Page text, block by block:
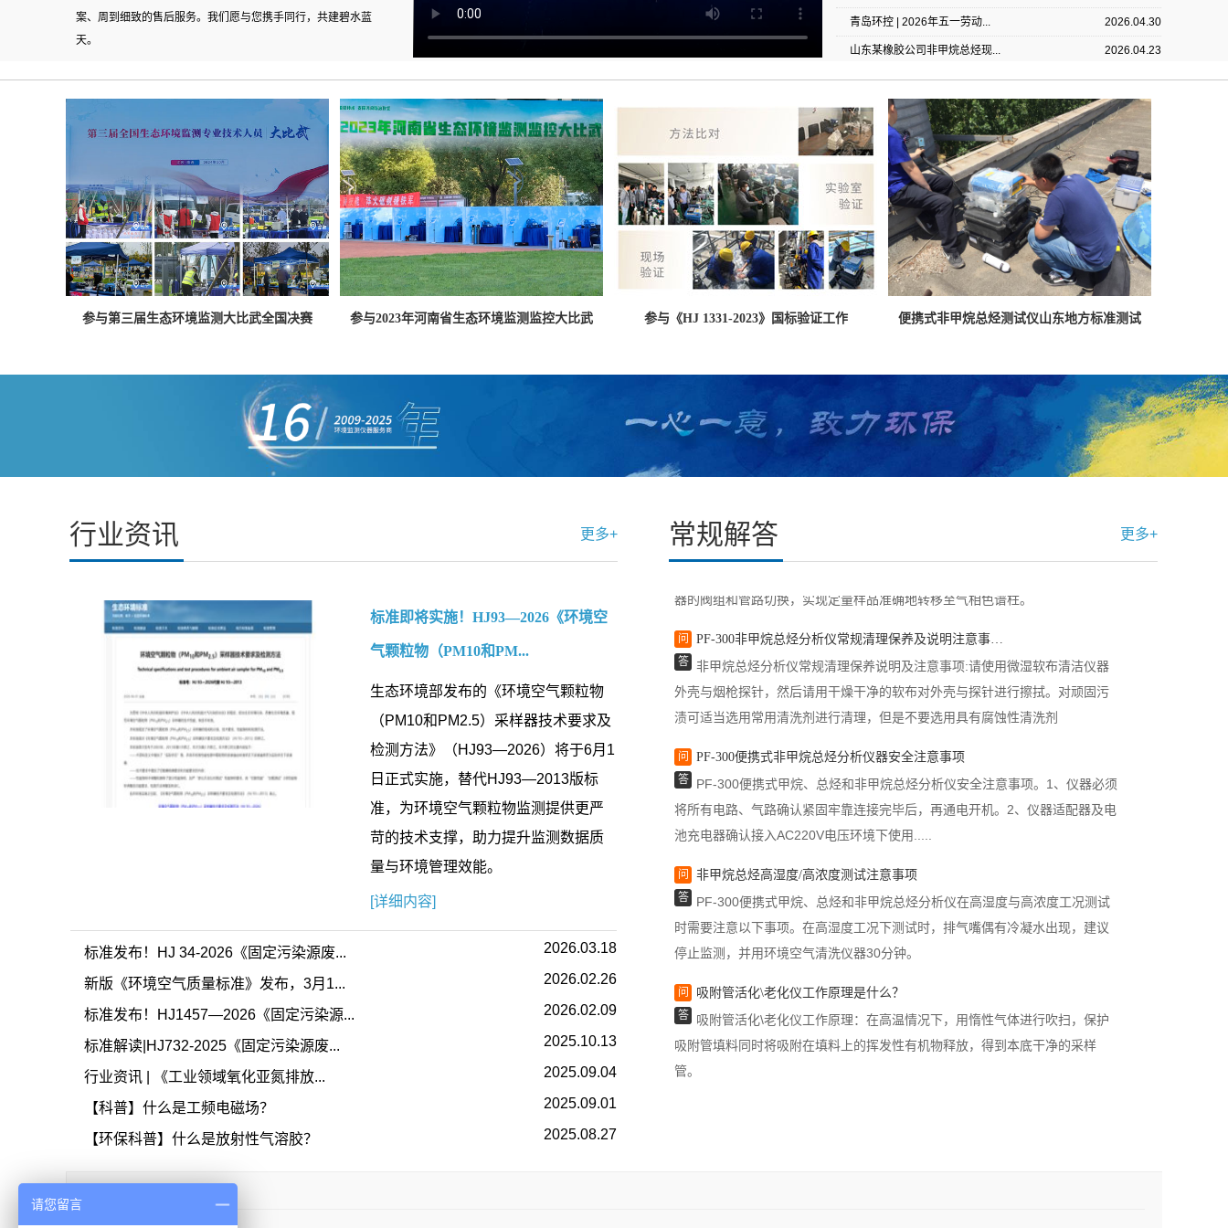
案、周到细致的售后服务。我们愿与您携手同行，共建碧水蓝
天。
青岛环控 | 2026年五一劳动... 2026.04.30
山东某橡胶公司非甲烷总烃现... 2026.04.23
HJ 1444—2026新标落地在即... 2026.04.14
【产品推荐】MPS-20 手持式... 2026.08.06
烟台PF-300非甲烷总烃分析仪... 2026.08.04
重庆PF-300非甲烷总烃分析仪... 2026.07.28
湖南某钢铁公司固定污染源废... 2026.07.10
广东某生态环境监测站PF-300... 2026.06.18
【新品上市】MHK-UT06无人机... 2026.05.19
HJ 1458—2026 正式实施！青... 2026.05.07
青岛环控 | 2026年五一劳动... 2026.04.30
参与第三届生态环境监测大比武全国决赛 参与2023年河南省生态环境监测监控大比武 参与《HJ 1331-2023》国标验证工作 便携式非甲烷总烃测试仪山东地方标准测试
行业资讯 更多+
标准即将实施！HJ93—2026《环境空
气颗粒物（PM10和PM...
生态环境部发布的《环境空气颗粒物
（PM10和PM2.5）采样器技术要求及
检测方法》（HJ93—2026）将于6月1
日正式实施，替代HJ93—2013版标
准，为环境空气颗粒物监测提供更严
苛的技术支撑，助力提升监测数据质
量与环境管理效能。
[详细内容]
2026.03.18
标准发布！HJ 34-2026《固定污染源废...
2026.02.26
新版《环境空气质量标准》发布，3月1...
2026.02.09
标准发布！HJ1457—2026《固定污染源...
2025.10.13
标准解读|HJ732-2025《固定污染源废...
2025.09.04
行业资讯 | 《工业领域氧化亚氮排放...
2025.09.01
【科普】什么是工频电磁场？
2025.08.27
【环保科普】什么是放射性气溶胶？
常规解答 更多+
问 红外探测器的关键性能指标有哪些？
答
红外探测器是红外热成像气体泄漏检测仪的核心部分，其性能对探测效率起
着关键性的作用。那么红外探测器的关键性能指标有哪些呢？红外探测器的关
键性能指标包括：响应率、响应波长范围、噪声、信噪比等。
PF-300专用小型氢气发生器操作指南
本操作指南旨在指导用户正确、安全地使用为PF-300便携式非甲烷总烃测
试仪专用小型氢气发生器。请在使用前仔细阅读以下步骤，以确保仪器性能稳
问 全自动热脱附仪操作使用及保养维护注意事项
热脱附仪的正常使用离不开日常的维护与保养， 在使用一定时间后需要进
行保养，以确保其后期工作的正常进行，并延长其使用期限。下面就为大家介
绍一下“全自动热脱附仪操作使用及保养维护注意事项”的相关内容。
答
气袋自动进样器工作原理及流程：即通过可控流速的真空泵实现对气袋或针
筒中的待测气体进行抽取，将样品准确转移至仪器内的惰性定量环中，通过仪
答
非甲烷总烃分析仪常规清理保养说明及注意事项:请使用微湿软布清洁仪器
外壳与烟枪探针，然后请用干燥干净的软布对外壳与探针进行擦拭。对顽固污
渍可适当选用常用清洗剂进行清理，但是不要选用具有腐蚀性清洗剂
答
PF-300便携式甲烷、总烃和非甲烷总烃分析仪安全注意事项。1、仪器必须
将所有电路、气路确认紧固牢靠连接完毕后，再通电开机。2、仪器适配器及电
池充电器确认接入AC220V电压环境下使用.....
答
PF-300便携式甲烷、总烃和非甲烷总烃分析仪在高湿度与高浓度工况测试
时需要注意以下事项。在高湿度工况下测试时，排气嘴偶有冷凝水出现，建议
停止监测，并用环境空气清洗仪器30分钟。
答
吸附管活化\老化仪工作原理：在高温情况下，用惰性气体进行吹扫，保护
吸附管填料同时将吸附在填料上的挥发性有机物释放，得到本底干净的采样
管。
请您留言